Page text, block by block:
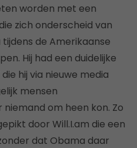
worden met een
zich onderscheid van
de Amerikaanse
Hij had een duidelijke
hij via nieuwe media
mensen
om heen kon. Zo
door Will.I.am die een
dat Obama daar